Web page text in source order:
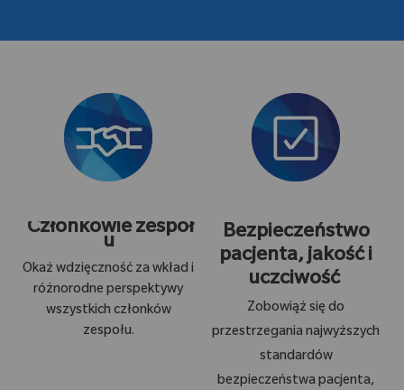
Członkowie zespoł
u
Okaż wdzięczność za wkład i
różnorodne perspektywy
wszystkich członków
zespołu.
Bezpieczeństwo
pacjenta, jakość i
uczciwość
Zobowiąż się do
przestrzegania najwyższych
standardów
bezpieczeństwa pacjenta,